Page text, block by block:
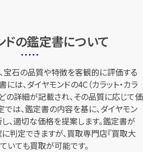
ドの鑑定書について
宝石の品質や特徴を客観的に評価する
は、ダイヤモンドの4C（カラット・カラ
どの詳細が記載され、その品質に応じて価
では、鑑定書の内容を基に、ダイヤモン
、適切な価格を提案します。鑑定書が
判定できますが、買取専門店『買取大
いても買取が可能です。